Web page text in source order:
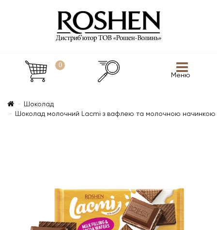
Меню
0
Шоколад
Шоколад молочний Lacmi з вафлею та молочною начинкою